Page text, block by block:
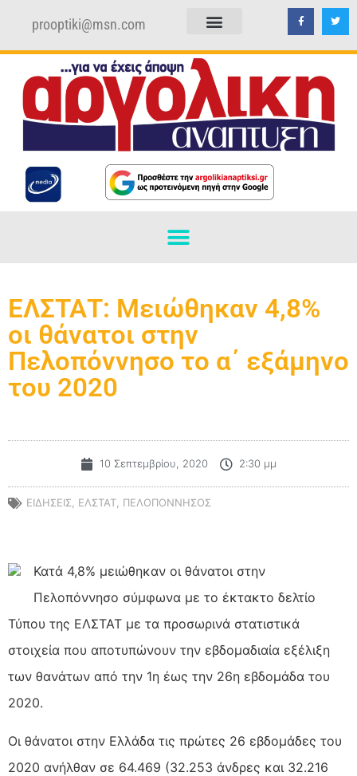
prooptiki@msn.com
ΕΛΣΤΑΤ: Μειώθηκαν 4,8%
οι θάνατοι στην
Πελοπόννησο το α΄ εξάμηνο
του 2020
10 Σεπτεμβρίου, 2020 2:30 μμ
ΕΙΔΗΣΕΙΣ, ΕΛΣΤΑΤ, ΠΕΛΟΠΟΝΝΗΣΟΣ
Κατά 4,8% μειώθηκαν οι θάνατοι στην
Πελοπόννησο σύμφωνα με το έκτακτο δελτίο
Τύπου της ΕΛΣΤΑΤ με τα προσωρινά στατιστικά
στοιχεία που αποτυπώνουν την εβδομαδιαία εξέλιξη
των θανάτων από την 1η έως την 26η εβδομάδα του
2020.
Οι θάνατοι στην Ελλάδα τις πρώτες 26 εβδομάδες του
2020 ανήλθαν σε 64.469 (32.253 άνδρες και 32.216